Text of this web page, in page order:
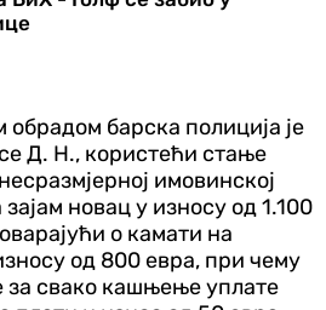
барска полиција је
Д. Н., користећи стање
имовинској
новац у износу од 1.100
о камати на
од 800 евра, при чему
за свако кашњење уплате